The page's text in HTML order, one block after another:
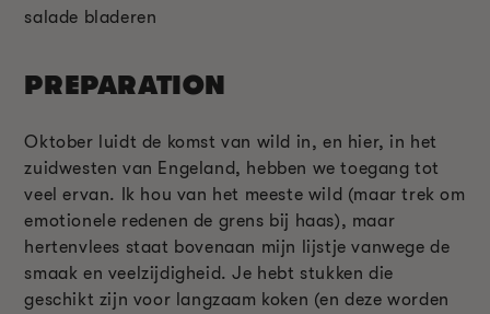
salade bladeren
PREPARATION
Oktober luidt de komst van wild in, en hier, in het
zuidwesten van Engeland, hebben we toegang tot
veel ervan. Ik hou van het meeste wild (maar trek om
emotionele redenen de grens bij haas), maar
hertenvlees staat bovenaan mijn lijstje vanwege de
smaak en veelzijdigheid. Je hebt stukken die
geschikt zijn voor langzaam koken (en deze worden